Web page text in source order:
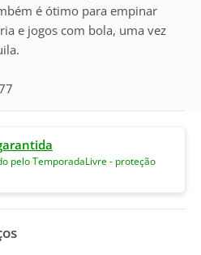
é ótimo para empinar
e jogos com bola, uma vez
pelo TemporadaLivre - proteção